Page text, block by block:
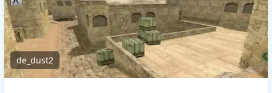
de_dust2